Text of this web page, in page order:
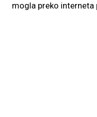
mogla preko interneta